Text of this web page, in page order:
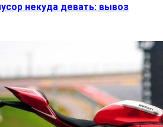
некуда девать: вывоз